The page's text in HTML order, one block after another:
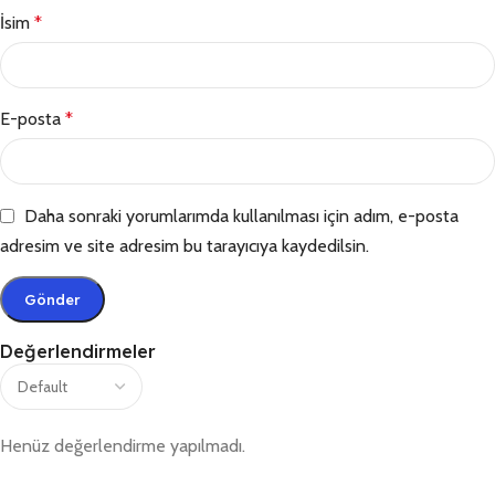
Değerlendirmeler
Henüz değerlendirme yapılmadı.
İsim *
E-posta *
Daha sonraki yorumlarımda kullanılması için adım, e-posta
adresim ve site adresim bu tarayıcıya kaydedilsin.